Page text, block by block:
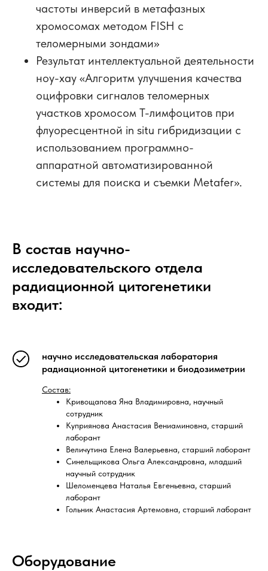
частоты инверсий в метафазных
хромосомах методом FISH c
теломерными зондами»
Результат интеллектуальной деятельности
ноу-хау «Алгоритм улучшения качества
оцифровки сигналов теломерных
участков хромосом Т-лимфоцитов при
флуоресцентной in situ гибридизации с
использованием программно-
аппаратной автоматизированной
системы для поиска и съемки Metafer».
В состав научно-
исследовательского отдела
радиационной цитогенетики
входит:
научно исследовательская лаборатория
радиационной цитогенетики и биодозиметрии
Состав:
Кривощапова Яна Владимировна, научный
сотрудник
Куприянова Анастасия Вениаминовна, старший
лаборант
Величутина Елена Валерьевна, старший лаборант
Синельщикова Ольга Александровна, младший
научный сотрудник
Шеломенцева Наталья Евгеньевна, старший
лаборант
Гольник Анастасия Артемовна, старший лаборант
Оборудование